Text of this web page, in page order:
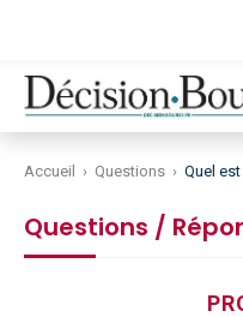
Accueil › Questions › Quel
Questions /